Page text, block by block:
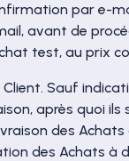
par e-
avant de
test, au prix
Sauf
après quoi
des
des Achats à